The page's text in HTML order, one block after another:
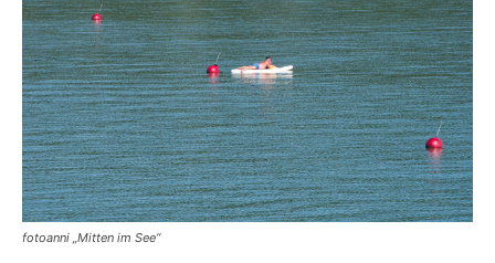
fotoanni „Mitten im See“